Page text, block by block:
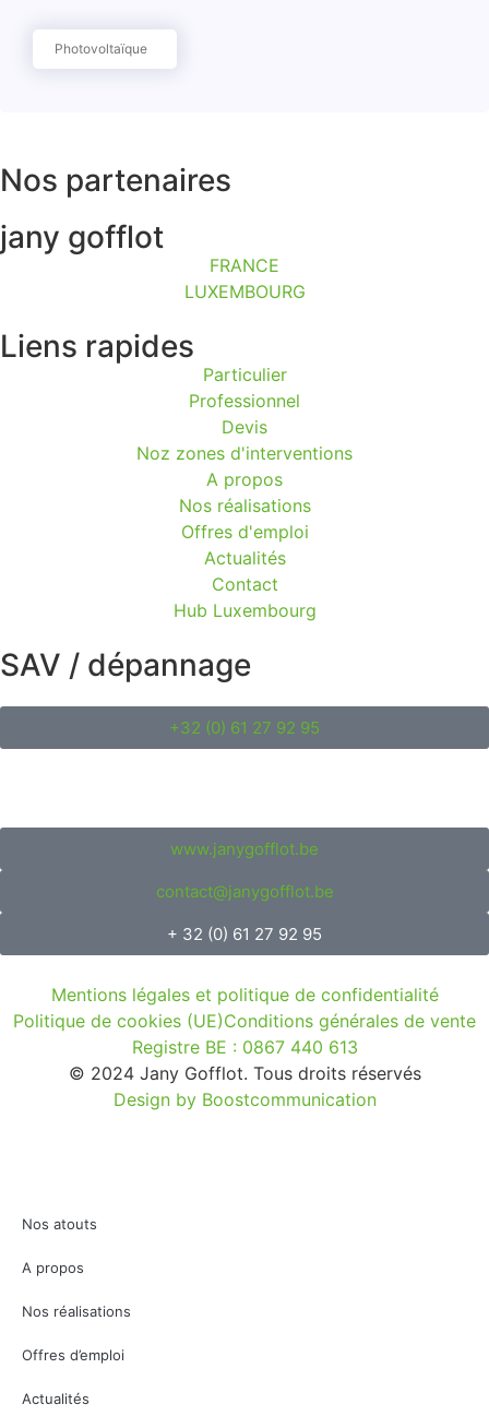
Photovoltaïque
Nos partenaires
jany gofflot
FRANCE
LUXEMBOURG
Liens rapides
Particulier
Professionnel
Devis
Noz zones d'interventions
A propos
Nos réalisations
Offres d'emploi
Actualités
Contact
Hub Luxembourg
SAV / dépannage
+32 (0) 61 27 92 95
www.janygofflot.be
contact@janygofflot.be
+ 32 (0) 61 27 92 95
Mentions légales et politique de confidentialité
Politique de cookies (UE)Conditions générales de vente
Registre BE : 0867 440 613
© 2024 Jany Gofflot. Tous droits réservés
Design by Boostcommunication
Nos atouts
A propos
Nos réalisations
Offres d’emploi
Actualités